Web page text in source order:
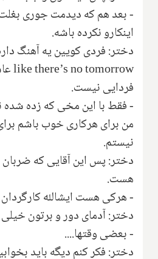
- بعد هم که دیدمت جوری
اینکارو نکرده باشه.
دختر: فردی کویین یه آهنگ
like there’s no tomorrow
فردایی نیست.
- فقط با این مخی که زده شده
من برای هرکاری خوب باشم
نیستم.
دختر: پس این آقایی که ضربان
هست‌.
- هرکی هست ایشالله
دختر: آدمای دور و برتون
- بعضی وقتها....
دختر: فکر کنم دیگه باید